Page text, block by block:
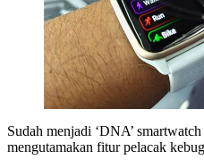
Sudah menjadi ‘DNA’
mengutamakan fitur pelacak